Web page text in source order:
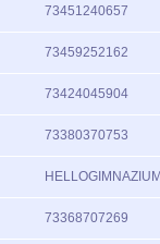
73451240657
73459252162
73424045904
73380370753
73368707269